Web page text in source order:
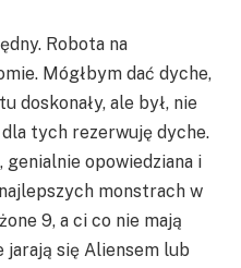
Robota na
Mógłbym dać dyche,
doskonały, ale był, nie
tych rezerwuję dyche.
opowiedziana i
monstrach w
9, a ci co nie mają
się Aliensem lub